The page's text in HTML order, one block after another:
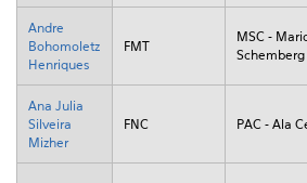
Andre
Bohomoletz
Henriques
FMT
MSC -
Schemberg
Ana Julia
Silveira
Mizher
FNC PAC - Ala